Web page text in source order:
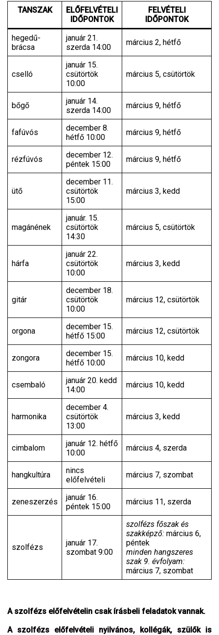
TANSZAK
ELŐFELVÉTELI
IDŐPONTOK
FELVÉTELI
IDŐPONTOK
hegedű-
brácsa
január 21.
szerda 14:00
március 2, hétfő
cselló
január 15.
csütörtök
10:00
március 5, csütörtök
bőgő
január 14.
szerda 14:00
március 9, hétfő
fafúvós
december 8.
hétfő 10:00
március 9, hétfő
rézfúvós
december 12.
péntek 15:00
március 9, hétfő
ütő
december 11.
csütörtök
15:00
március 3, kedd
magánének
január. 15.
csütörtök
14:30
március 5, csütörtök
hárfa
január 22.
csütörtök
10:00
március 3, kedd
gitár
december 18.
csütörtök
10:00
március 12, csütörtök
orgona
december 15.
hétfő 15:00
március 12, csütörtök
zongora
december 15.
hétfő 10:00
március 10, kedd
csembaló
január 20. kedd
14:00
március 10, kedd
harmonika
december 4.
csütörtök
13:00
március 3, kedd
cimbalom
január 12. hétfő
10:00
március 4, szerda
hangkultúra
nincs
előfelvételi
március 7, szombat
zeneszerzés
január 16.
péntek 15:00
március 11, szerda
szolfézs
január 17.
szombat 9:00
szolfézs főszak és
szakképző: március 6,
péntek
minden hangszeres
szak 9. évfolyam:
március 7, szombat
A szolfézs előfelvételin csak írásbeli feladatok vannak.
A szolfézs előfelvételi nyilvános, kollégák, szülők is